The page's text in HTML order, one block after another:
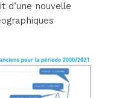
d’une nouvelle